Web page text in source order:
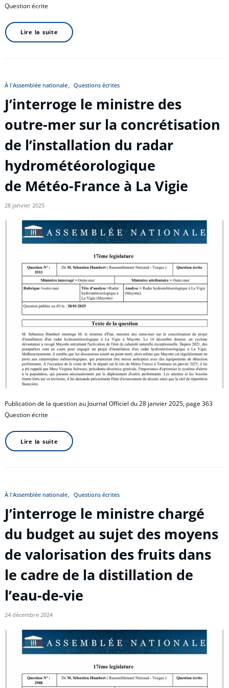
Question écrite
Lire la suite
À l'Assemblée nationale Questions écrites
J’interroge le ministre des
outre-mer sur la concrétisation
de l’installation du radar
hydrométéorologique
de Météo-France à La Vigie
28 janvier 2025
Publication de la question au Journal Officiel du 28 janvier 2025, page 363
Question écrite
Lire la suite
À l'Assemblée nationale Questions écrites
J’interroge le ministre chargé
du budget au sujet des moyens
de valorisation des fruits dans
le cadre de la distillation de
l’eau-de-vie
24 décembre 2024